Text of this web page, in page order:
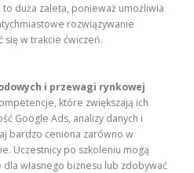
duża zaleta, ponieważ umożliwia
rozwiązywanie
w trakcie ćwiczeń.
i przewagi rynkowej
które zwiększają ich
Google Ads, analizy danych i
bardzo ceniona zarówno w
Uczestnicy po szkoleniu mogą
własnego biznesu lub zdobywać